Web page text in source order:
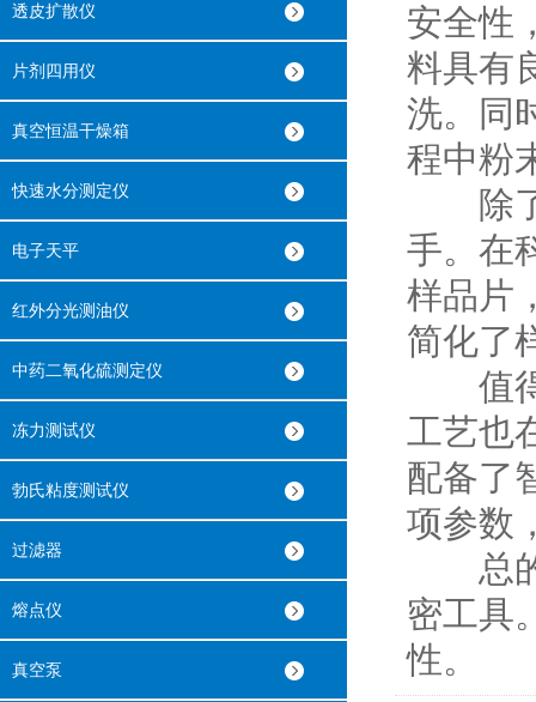
透皮扩散仪
片剂四用仪
真空恒温干燥箱
快速水分测定仪
电子天平
红外分光测油仪
中药二氧化硫测定仪
冻力测试仪
勃氏粘度测试仪
过滤器
熔点仪
真空泵
安全性
料具有
洗。同
程中粉
除了
手。在
样品片
简化了
值得
工艺也
配备了
项参数
总的
密工具
性。